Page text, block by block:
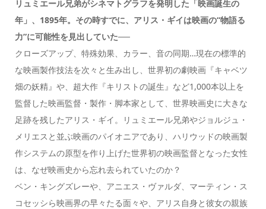
リュミエール兄弟がシネマトグラフを発明した「映画誕生の
年」、1895年。その時すでに、アリス・ギイは映画の“物語る
力”に可能性を見出していた──
クローズアップ、特殊効果、カラー、音の同期…現在の標準的
な映画製作技法を次々と生み出し、世界初の劇映画『キャベツ
畑の妖精』や、超大作『キリストの誕生』など1,000本以上を
監督した映画監督・製作・脚本家として、世界映画史に大きな
足跡を残したアリス・ギイ。リュミエール兄弟やジョルジュ・
メリエスと並ぶ映画のパイオニアであり、ハリウッドの映画製
作システムの原型を作り上げた世界初の映画監督となった女性
は、なぜ映画史から忘れ去られていたのか？
ベン・キングズレーや、アニエス・ヴァルダ、マーティン・ス
コセッシら映画界の早々たる面々や、アリス自身と彼女の親族